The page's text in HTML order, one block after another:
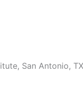
San Antonio,